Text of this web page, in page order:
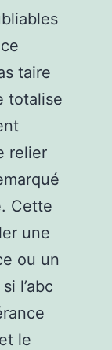
taire
totalise
relier
Cette
une
ou un
l’abc
le